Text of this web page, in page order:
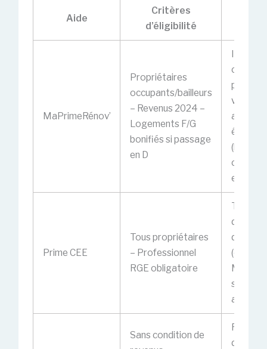
Aide
Critères
d’éligibilité
MaPrimeRénov’
Propriétaires
occupants/bailleurs
– Revenus 2024 –
Logements F/G
bonifiés si passage
en D
audits
(hors
en
Prime CEE
Tous propriétaires
– Professionnel
RGE obligatoire
Travaux
si
Sans condition de
Reste à
des